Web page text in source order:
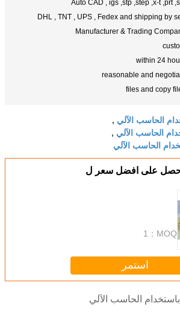
Auto CAD , igs ,stp ,step ,x-t ,prt
DHL , TNT , UPS , Fedex and shipping by
Manufacturer & Trading
within 24
reasonable and
files and copy
الحاسب الآلي ,
الحاسب الآلي ,
الحاسب الآلي
على افضل سعر ل
MOQ：
1
استمر
الحاسب الآلي